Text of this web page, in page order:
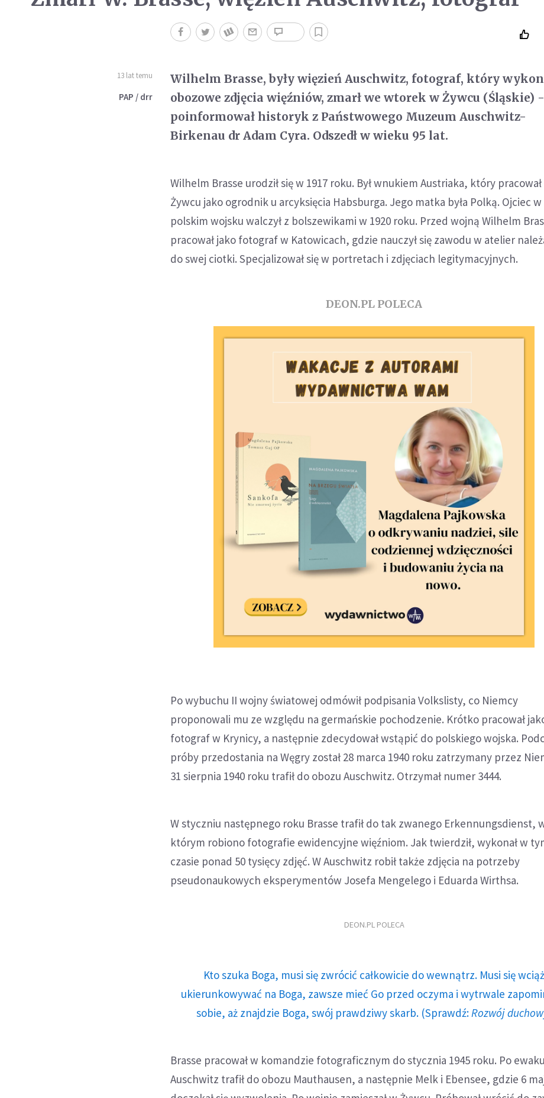
13 lat temu
PAP / drr
Wilhelm Brasse, były więzień Auschwitz, fotograf, który
obozowe zdjęcia więźniów, zmarł we wtorek w Żywcu (Śląskie) -
poinformował historyk z Państwowego Muzeum Auschwitz-
Birkenau dr Adam Cyra. Odszedł w wieku 95 lat.
Wilhelm Brasse urodził się w 1917 roku. Był wnukiem Austriaka, który pracował
Żywcu jako ogrodnik u arcyksięcia Habsburga. Jego matka była Polką. Ojciec w
polskim wojsku walczył z bolszewikami w 1920 roku. Przed wojną Wilhelm
pracował jako fotograf w Katowicach, gdzie nauczył się zawodu w atelier
do swej ciotki. Specjalizował się w portretach i zdjęciach legitymacyjnych.
DEON.PL POLECA
Po wybuchu II wojny światowej odmówił podpisania Volkslisty, co Niemcy
proponowali mu ze względu na germańskie pochodzenie. Krótko pracował
fotograf w Krynicy, a następnie zdecydował wstąpić do polskiego wojska.
próby przedostania na Węgry został 28 marca 1940 roku zatrzymany przez
31 sierpnia 1940 roku trafił do obozu Auschwitz. Otrzymał numer 3444.
W styczniu następnego roku Brasse trafił do tak zwanego Erkennungsdienst,
którym robiono fotografie ewidencyjne więźniom. Jak twierdził, wykonał w
czasie ponad 50 tysięcy zdjęć. W Auschwitz robił także zdjęcia na potrzeby
pseudonaukowych eksperymentów Josefa Mengelego i Eduarda Wirthsa.
DEON.PL POLECA
Kto szuka Boga, musi się zwrócić całkowicie do wewnątrz. Musi się wciąż
ukierunkowywać na Boga, zawsze mieć Go przed oczyma i wytrwale
sobie, aż znajdzie Boga, swój prawdziwy skarb. (Sprawdź:Rozwój
Brasse pracował w komandzie fotograficznym do stycznia 1945 roku. Po
Auschwitz trafił do obozu Mauthausen, a następnie Melk i Ebensee, gdzie 6